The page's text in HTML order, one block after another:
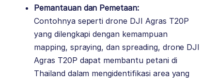
Pemantauan dan Pemetaan:
Contohnya seperti drone DJI Agras T20P
yang dilengkapi dengan kemampuan
mapping, spraying, dan spreading, drone DJI
Agras T20P dapat membantu petani di
Thailand dalam mengidentifikasi area yang